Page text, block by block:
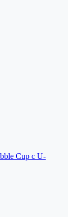
Cup с U-